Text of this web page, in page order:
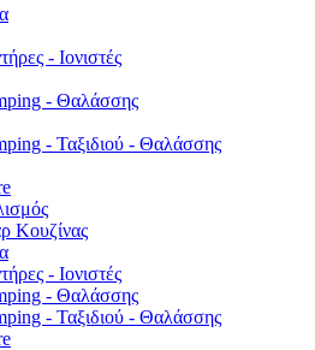
- Ιονιστές
- Θαλάσσης
- Ταξιδιού - Θαλάσσης
Κουζίνας
- Ιονιστές
- Θαλάσσης
- Ταξιδιού - Θαλάσσης